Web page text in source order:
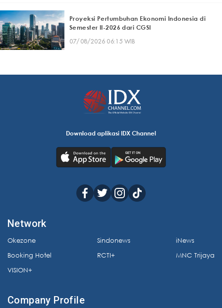
Proyeksi Pertumbuhan Ekonomi Indonesia di
Semester II-2026 dari CGSI
07/08/2026 06:15 WIB
Download aplikasi IDX Channel
Network
Okezone
Booking Hotel
VISION+
Sindonews
RCTI+
iNews
MNC Trijaya
Company Profile